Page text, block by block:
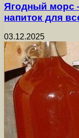
Ягодный морс
напиток для
03.12.2025